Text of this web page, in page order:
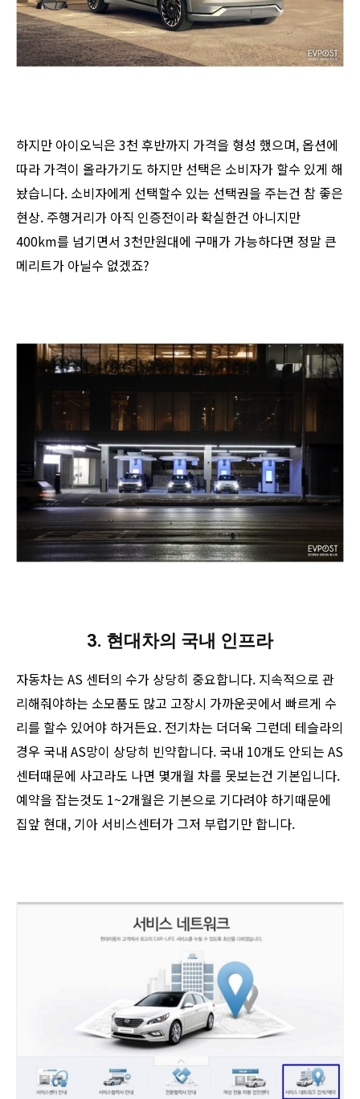
하지만 아이오닉은 3천 후반까지 가격을 형성 했으며, 옵션에
따라 가격이 올라가기도 하지만 선택은 소비자가 할수 있게 해
놨습니다. 소비자에게 선택할수 있는 선택권을 주는건 참 좋은
현상. 주행거리가 아직 인증전이라 확실한건 아니지만
400km를 넘기면서 3천만원대에 구매가 가능하다면 정말 큰
메리트가 아닐수 없겠죠?
3. 현대차의 국내 인프라
자동차는 AS 센터의 수가 상당히 중요합니다. 지속적으로 관
리해줘야하는 소모품도 많고 고장시 가까운곳에서 빠르게 수
리를 할수 있어야 하거든요. 전기차는 더더욱 그런데 테슬라의
경우 국내 AS망이 상당히 빈약합니다. 국내 10개도 안되는 AS
센터때문에 사고라도 나면 몇개월 차를 못보는건 기본입니다.
예약을 잡는것도 1~2개월은 기본으로 기다려야 하기때문에
집앞 현대, 기아 서비스센터가 그저 부럽기만 합니다.